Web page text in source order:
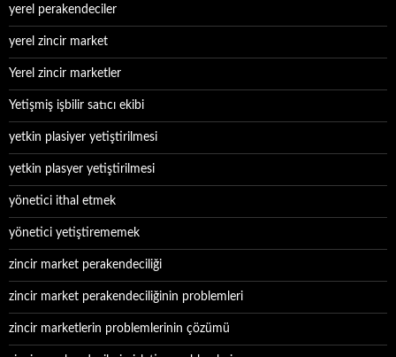
yerel perakendeciler
yerel zincir market
Yerel zincir marketler
Yetişmiş işbilir satıcı ekibi
yetkin plasiyer yetiştirilmesi
yetkin plasyer yetiştirilmesi
yönetici ithal etmek
yönetici yetiştirememek
zincir market perakendeciliği
zincir market perakendeciliğinin problemleri
zincir marketlerin problemlerinin çözümü